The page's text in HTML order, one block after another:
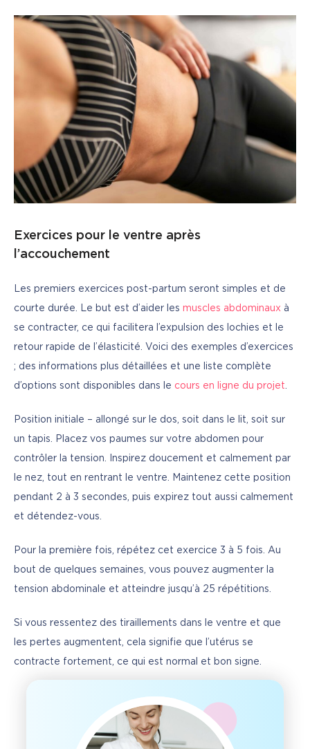
Exercices pour le ventre après
l’accouchement
Les premiers exercices post-partum seront simples et de
courte durée. Le but est d’aider les muscles abdominaux à
se contracter, ce qui facilitera l’expulsion des lochies et le
retour rapide de l’élasticité. Voici des exemples d’exercices
; des informations plus détaillées et une liste complète
d’options sont disponibles dans le cours en ligne du projet
Position initiale – allongé sur le dos, soit dans le lit, soit sur
un tapis. Placez vos paumes sur votre abdomen pour
contrôler la tension. Inspirez doucement et calmement par
le nez, tout en rentrant le ventre. Maintenez cette position
pendant 2 à 3 secondes, puis expirez tout aussi calmement
et détendez-vous.
Pour la première fois, répétez cet exercice 3 à 5 fois. Au
bout de quelques semaines, vous pouvez augmenter la
tension abdominale et atteindre jusqu’à 25 répétitions.
Si vous ressentez des tiraillements dans le ventre et que
les pertes augmentent, cela signifie que l’utérus se
contracte fortement, ce qui est normal et bon signe.